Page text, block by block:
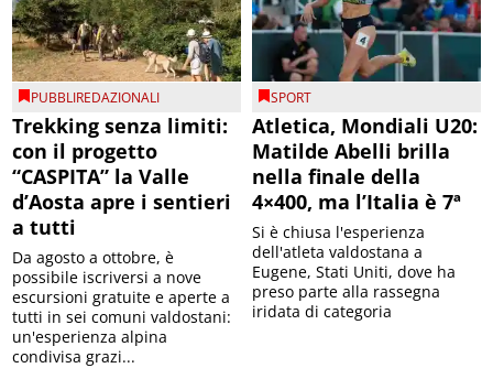
PUBBLIREDAZIONALI
Trekking senza limiti:
con il progetto
“CASPITA” la Valle
d’Aosta apre i sentieri
a tutti
Da agosto a ottobre, è
possibile iscriversi a nove
escursioni gratuite e aperte a
tutti in sei comuni valdostani:
un'esperienza alpina
condivisa grazi...
SPORT
Atletica, Mondiali U20:
Matilde Abelli brilla
nella finale della
4×400, ma l’Italia è 7ª
Si è chiusa l'esperienza
dell'atleta valdostana a
Eugene, Stati Uniti, dove ha
preso parte alla rassegna
iridata di categoria